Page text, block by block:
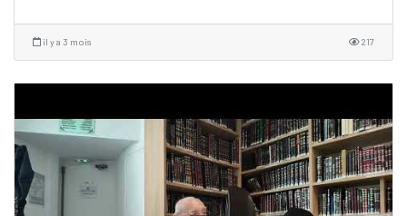
il y a 3 mois 217